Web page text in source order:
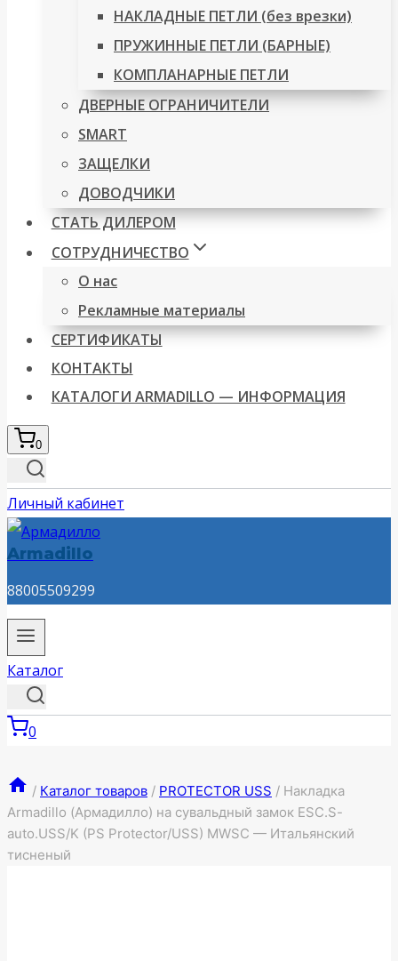
НАКЛАДНЫЕ ПЕТЛИ (без врезки)
ПРУЖИННЫЕ ПЕТЛИ (БАРНЫЕ)
КОМПЛАНАРНЫЕ ПЕТЛИ
ДВЕРНЫЕ ОГРАНИЧИТЕЛИ
SMART
ЗАЩЕЛКИ
ДОВОДЧИКИ
СТАТЬ ДИЛЕРОМ
СОТРУДНИЧЕСТВО
О нас
Рекламные материалы
СЕРТИФИКАТЫ
КОНТАКТЫ
КАТАЛОГИ ARMADILLO — ИНФОРМАЦИЯ
0
Личный кабинет
Armadillo
88005509299
Каталог
0
/ Каталог товаров / PROTECTOR USS / Накладка
Armadillo (Армадилло) на сувальдный замок ESC.S-
auto.USS/K (PS Protector/USS) MWSC — Итальянский
тисненый